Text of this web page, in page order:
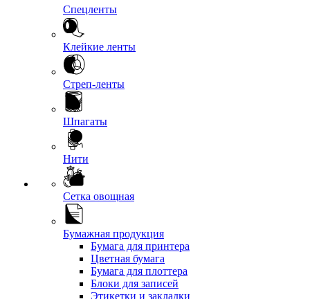
Спецленты
Клейкие ленты
Стреп-ленты
Шпагаты
Нити
Сетка овощная
Бумажная продукция
Бумага для принтера
Цветная бумага
Бумага для плоттера
Блоки для записей
Этикетки и закладки